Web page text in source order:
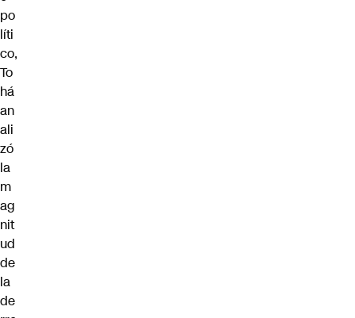
po
líti
co,
To
há
an
ali
zó
la
m
ag
nit
ud
de
la
de